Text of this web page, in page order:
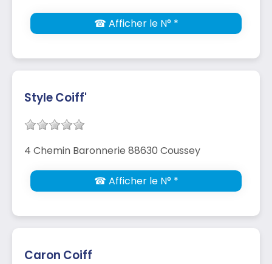
☎ Afficher le N° *
Style Coiff'
4 Chemin Baronnerie 88630 Coussey
☎ Afficher le N° *
Caron Coiff